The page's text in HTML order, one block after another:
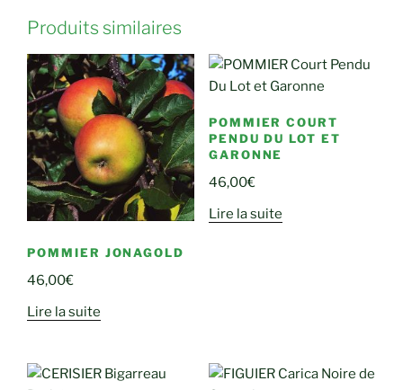
Produits similaires
POMMIER JONAGOLD
46,00€
Lire la suite
POMMIER COURT
PENDU DU LOT ET
GARONNE
46,00€
Lire la suite